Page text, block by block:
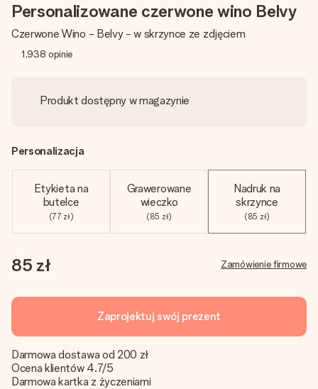
Personalizowane czerwone wino Belvy
Czerwone Wino - Belvy - w skrzynce ze zdjęciem
1,938 opinie
Produkt dostępny w magazynie
Personalizacja
Etykieta na
butelce
(77 zł)
Grawerowane
wieczko
(85 zł)
Nadruk na
skrzynce
(85 zł)
85 zł Zamówienie firmowe
Zaprojektuj swój prezent
Darmowa dostawa od 200 zł
Ocena klientów 4.7/5
Darmowa kartka z życzeniami